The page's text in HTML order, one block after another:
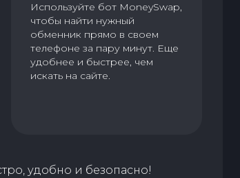
Используйте бот MoneySwap,
чтобы найти нужный
обменник прямо в своем
телефоне за пару минут. Еще
удобнее и быстрее, чем
искать на сайте.
удобно и безопасно!